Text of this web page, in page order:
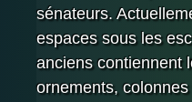
sénateurs.
espaces sous les
anciens contiennent
ornements,